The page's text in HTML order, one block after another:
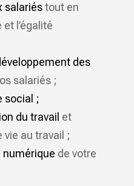
salariés tout en
l’égalité
des
salariés ;
social ;
du travail et
vie au travail ;
numérique de votre